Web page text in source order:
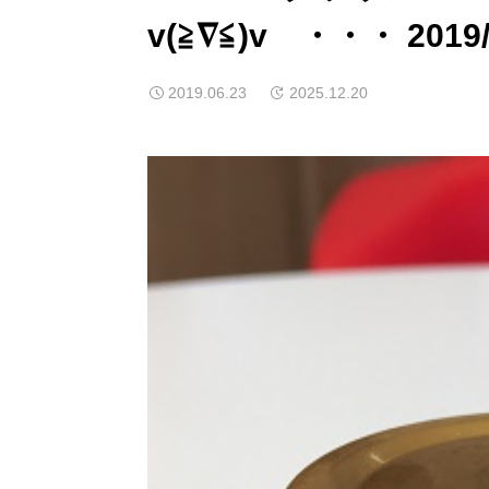
v(≧∇≦)v ・・・
2019.06.23 2025.12.20